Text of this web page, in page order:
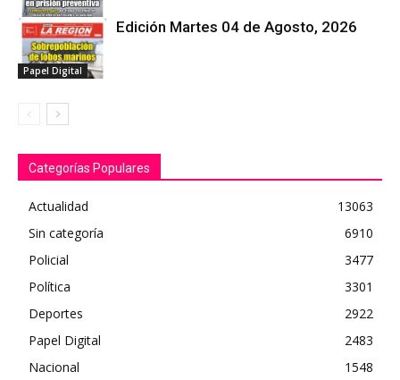
Papel Digital
Papel Digital
Edición Martes 04 de Agosto, 2026
Categorías Populares
Actualidad
13063
Sin categoría
6910
Policial
3477
Política
3301
Deportes
2922
Papel Digital
2483
Nacional
1548